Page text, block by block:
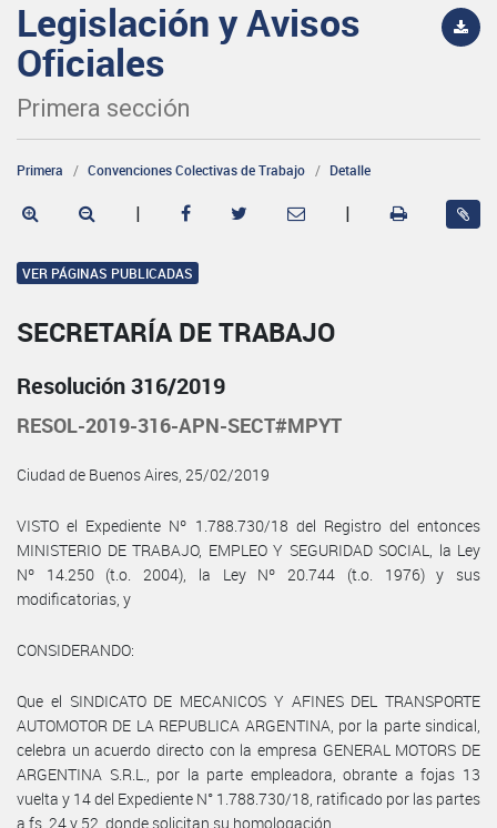
Legislación y Avisos
Oficiales
Primera sección
Primera Convenciones Colectivas de Trabajo Detalle
| |
VER PÁGINAS PUBLICADAS
SECRETARÍA DE TRABAJO
Resolución 316/2019
RESOL-2019-316-APN-SECT#MPYT
Ciudad de Buenos Aires, 25/02/2019
VISTO el Expediente Nº 1.788.730/18 del Registro del entonces
MINISTERIO DE TRABAJO, EMPLEO Y SEGURIDAD SOCIAL, la Ley
Nº 14.250 (t.o. 2004), la Ley Nº 20.744 (t.o. 1976) y sus
modificatorias, y
CONSIDERANDO:
Que el SINDICATO DE MECANICOS Y AFINES DEL TRANSPORTE
AUTOMOTOR DE LA REPUBLICA ARGENTINA, por la parte sindical,
celebra un acuerdo directo con la empresa GENERAL MOTORS DE
ARGENTINA S.R.L., por la parte empleadora, obrante a fojas 13
vuelta y 14 del Expediente N° 1.788.730/18, ratificado por las partes
a fs. 24 y 52, donde solicitan su homologación.